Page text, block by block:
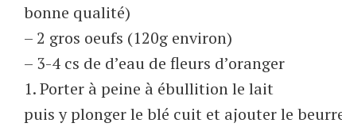
bonne qualité)
– 2 gros oeufs (120g environ)
– 3-4 cs de d’eau de fleurs d’oranger
1. Porter à peine à ébullition le lait
puis y plonger le blé cuit et ajouter le